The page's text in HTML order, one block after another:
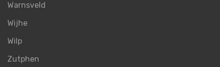
Warnsveld
Wijhe
Wilp
Zutphen